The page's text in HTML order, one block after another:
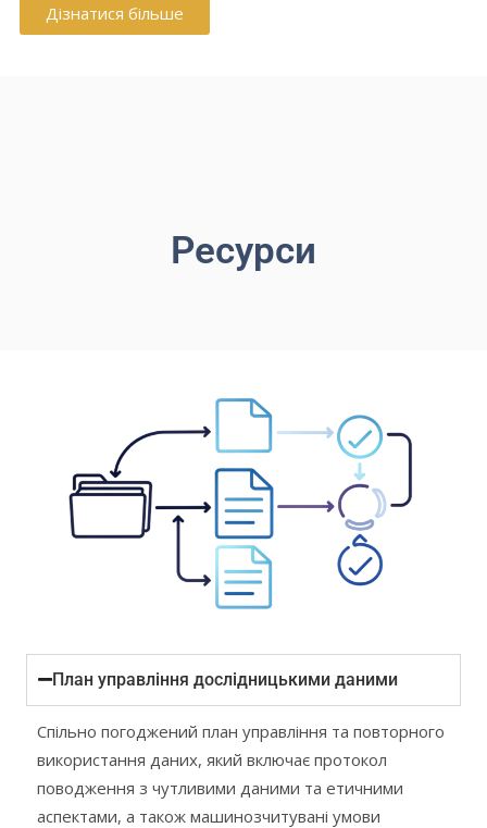
Дізнатися більше
Ресурси
План управління дослідницькими даними
Спільно погоджений план управління та повторного
використання даних, який включає протокол
поводження з чутливими даними та етичними
аспектами, а також машинозчитувані умови